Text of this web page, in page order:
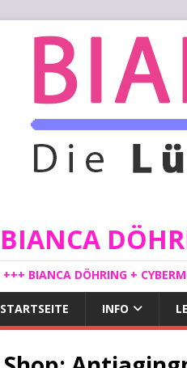
BIANCA
+++ BIANCA DÖHRING +
STARTSEITE INFO